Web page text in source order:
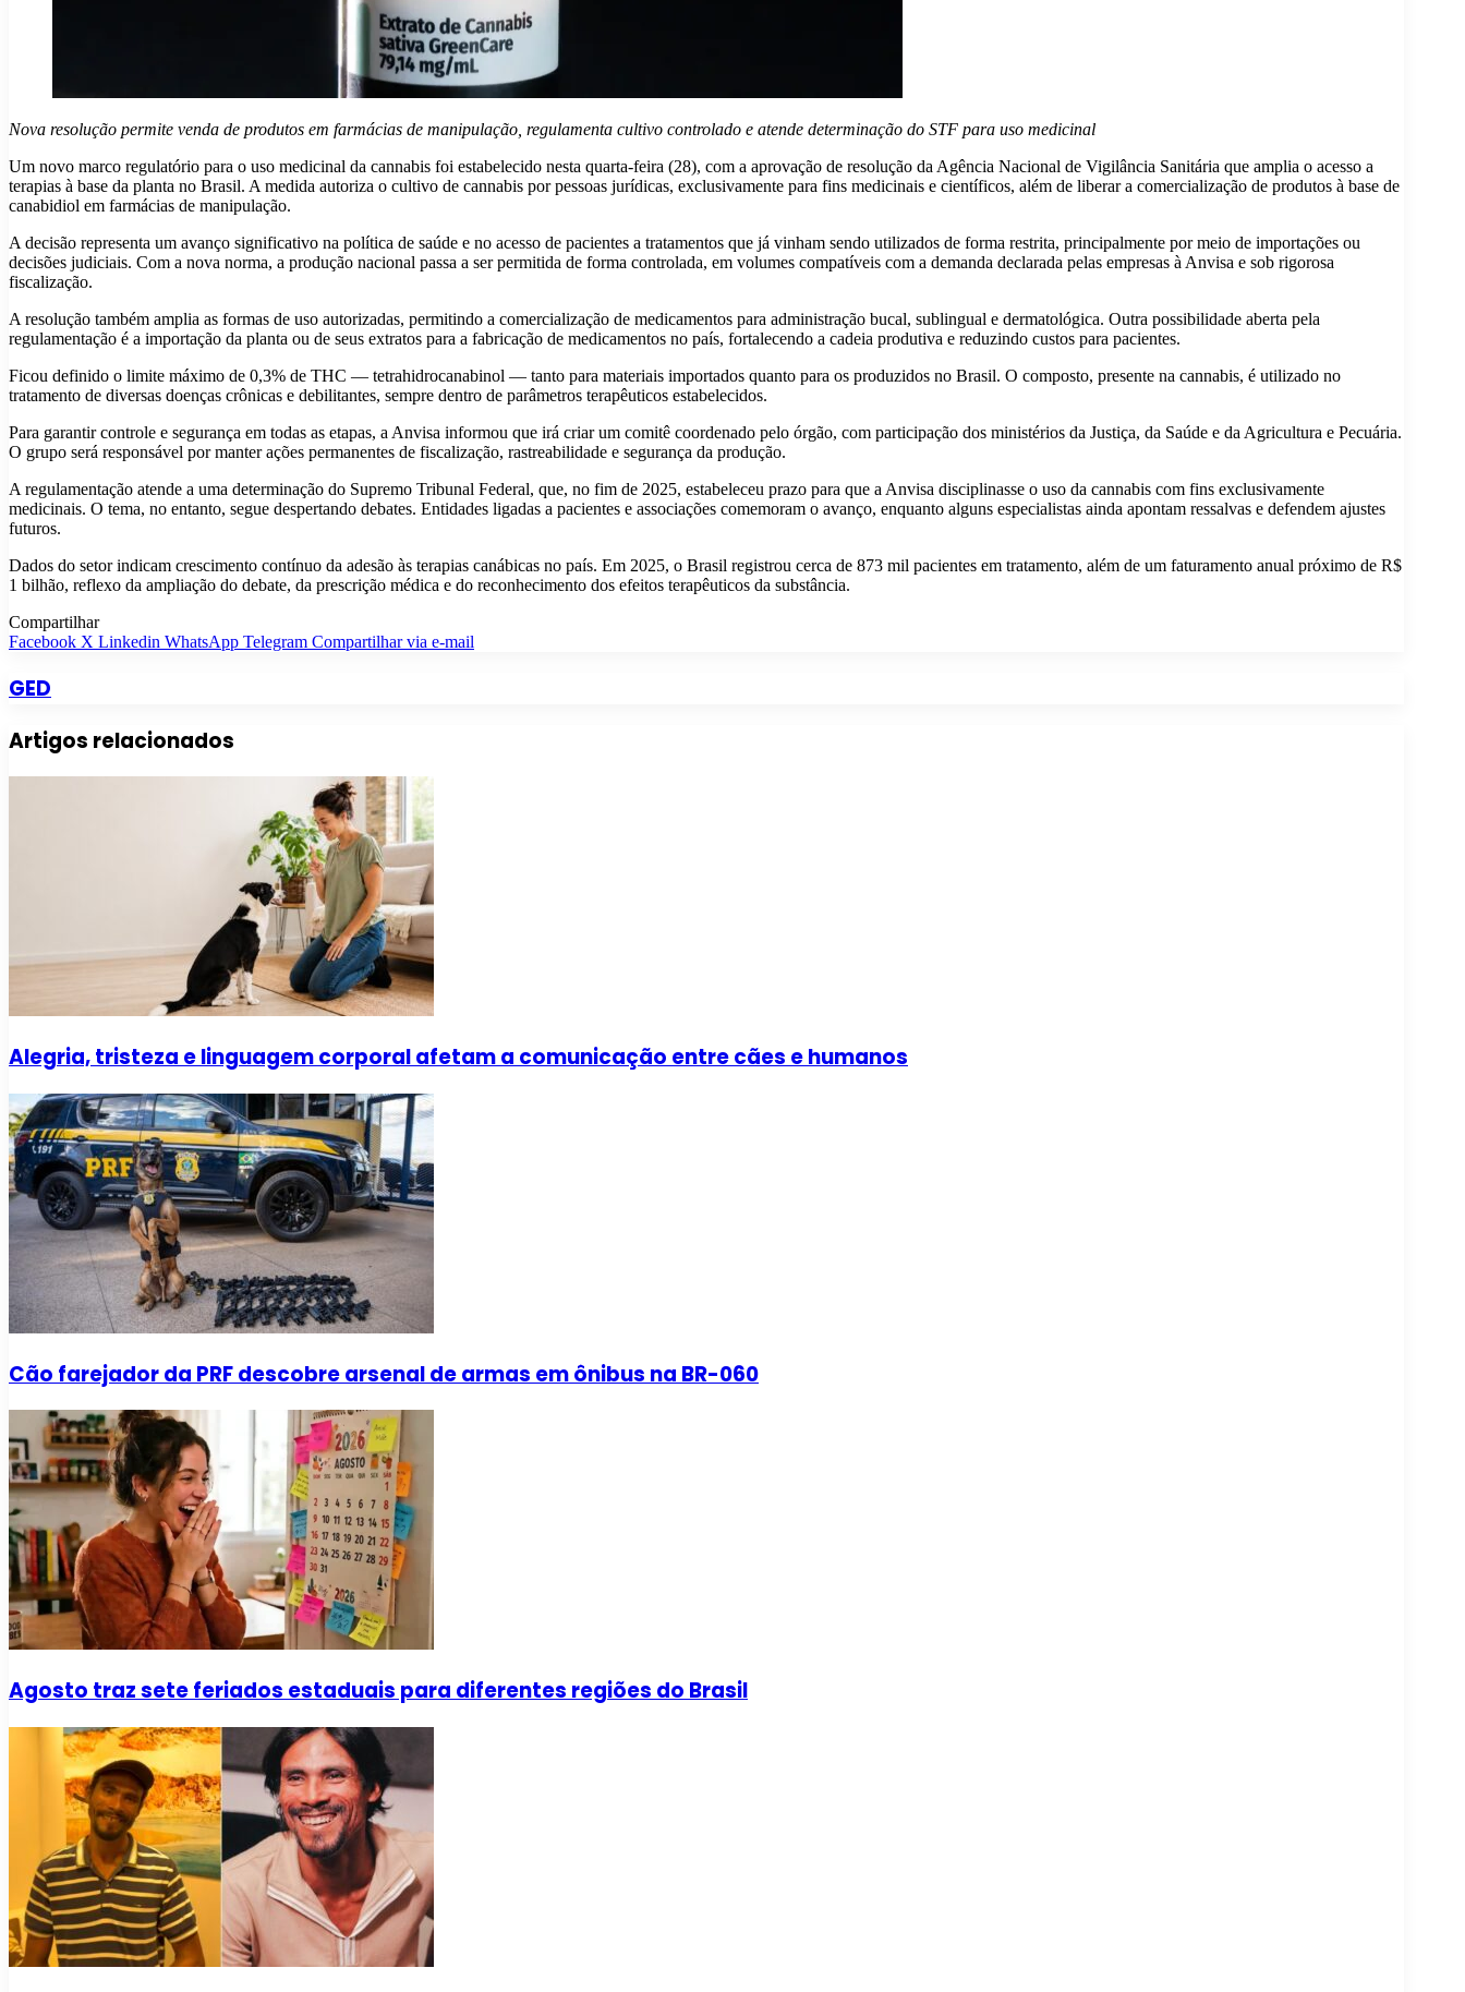
Nova resolução permite venda de produtos em farmácias de manipulação, regulamenta cultivo controlado e atende determinação do STF para uso medicinal
Um novo marco regulatório para o uso medicinal da cannabis foi estabelecido nesta quarta-feira (28), com a aprovação de resolução da Agência Nacional de Vigilância Sanitária que amplia o acesso a
terapias à base da planta no Brasil. A medida autoriza o cultivo de cannabis por pessoas jurídicas, exclusivamente para fins medicinais e científicos, além de liberar a comercialização de produtos à base de
canabidiol em farmácias de manipulação.
A decisão representa um avanço significativo na política de saúde e no acesso de pacientes a tratamentos que já vinham sendo utilizados de forma restrita, principalmente por meio de importações ou
decisões judiciais. Com a nova norma, a produção nacional passa a ser permitida de forma controlada, em volumes compatíveis com a demanda declarada pelas empresas à Anvisa e sob rigorosa
fiscalização.
A resolução também amplia as formas de uso autorizadas, permitindo a comercialização de medicamentos para administração bucal, sublingual e dermatológica. Outra possibilidade aberta pela
regulamentação é a importação da planta ou de seus extratos para a fabricação de medicamentos no país, fortalecendo a cadeia produtiva e reduzindo custos para pacientes.
Ficou definido o limite máximo de 0,3% de THC — tetrahidrocanabinol — tanto para materiais importados quanto para os produzidos no Brasil. O composto, presente na cannabis, é utilizado no
tratamento de diversas doenças crônicas e debilitantes, sempre dentro de parâmetros terapêuticos estabelecidos.
Para garantir controle e segurança em todas as etapas, a Anvisa informou que irá criar um comitê coordenado pelo órgão, com participação dos ministérios da Justiça, da Saúde e da Agricultura e Pecuária.
O grupo será responsável por manter ações permanentes de fiscalização, rastreabilidade e segurança da produção.
A regulamentação atende a uma determinação do Supremo Tribunal Federal, que, no fim de 2025, estabeleceu prazo para que a Anvisa disciplinasse o uso da cannabis com fins exclusivamente
medicinais. O tema, no entanto, segue despertando debates. Entidades ligadas a pacientes e associações comemoram o avanço, enquanto alguns especialistas ainda apontam ressalvas e defendem ajustes
futuros.
Dados do setor indicam crescimento contínuo da adesão às terapias canábicas no país. Em 2025, o Brasil registrou cerca de 873 mil pacientes em tratamento, além de um faturamento anual próximo de R$
1 bilhão, reflexo da ampliação do debate, da prescrição médica e do reconhecimento dos efeitos terapêuticos da substância.
Compartilhar
Facebook X Linkedin WhatsApp Telegram Compartilhar via e-mail
GED
Artigos relacionados
Alegria, tristeza e linguagem corporal afetam a comunicação entre cães e humanos
Cão farejador da PRF descobre arsenal de armas em ônibus na BR-060
Agosto traz sete feriados estaduais para diferentes regiões do Brasil